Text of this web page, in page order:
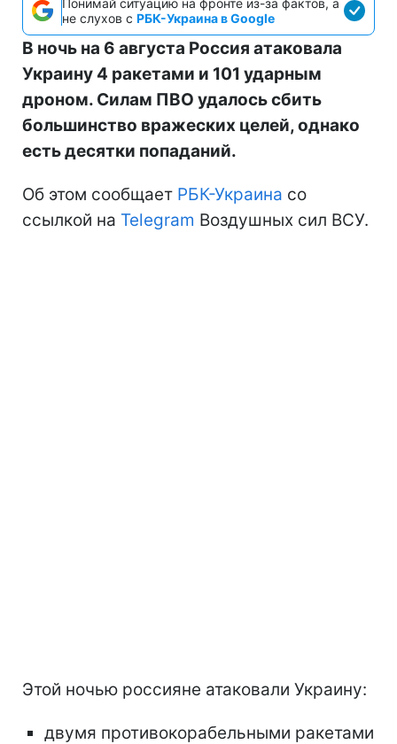
не слухов с РБК-Украина в Google
В ночь на 6 августа Россия атаковала
Украину 4 ракетами и 101 ударным
дроном. Силам ПВО удалось сбить
большинство вражеских целей, однако
есть десятки попаданий.
Об этом сообщает РБК-Украина со
ссылкой на Telegram Воздушных сил ВСУ.
Этой ночью россияне атаковали Украину:
двумя противокорабельными ракетами